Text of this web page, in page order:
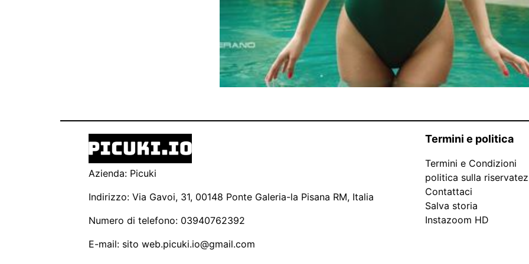
Azienda: Picuki
Indirizzo: Via Gavoi, 31, 00148 Ponte Galeria-la Pisana RM, Italia
Numero di telefono: 03940762392
E-mail: sito web.picuki.io@gmail.com
Termini e politica
Termini e Condizioni
politica sulla
Contattaci
Salva storia
Instazoom HD